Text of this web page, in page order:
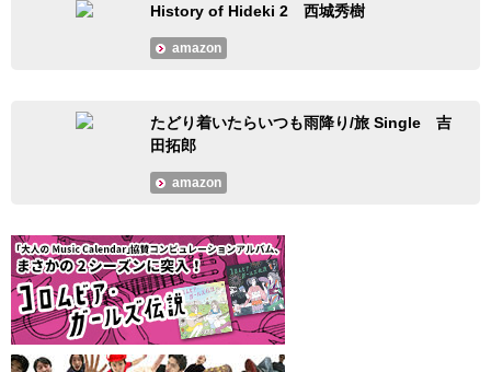
History of Hideki 2 西城秀樹
amazon
たどり着いたらいつも雨降り/旅 Single 吉
田拓郎
amazon